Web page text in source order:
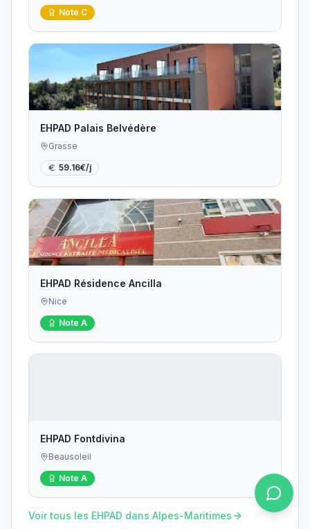
Note C
EHPAD Palais Belvédère
Grasse
59.16€/j
EHPAD Résidence Ancilla
Nice
Note A
EHPAD Fontdivina
Beausoleil
Note A
Voir tous les EHPAD dans Alpes-Maritimes